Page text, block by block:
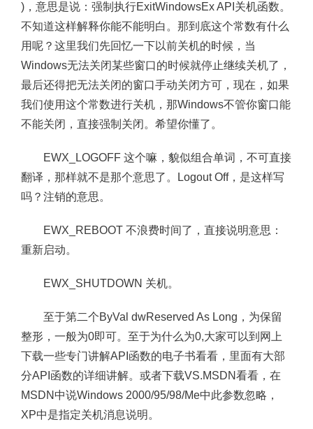
)，意思是说：强制执行ExitWindowsEx API关机函数。
不知道这样解释你能不能明白。那到底这个常数有什么
用呢？这里我们先回忆一下以前关机的时候，当
Windows无法关闭某些窗口的时候就停止继续关机了，
最后还得把无法关闭的窗口手动关闭方可，现在，如果
我们使用这个常数进行关机，那Windows不管你窗口能
不能关闭，直接强制关闭。希望你懂了。
EWX_LOGOFF 这个嘛，貌似组合单词，不可直接
翻译，那样就不是那个意思了。Logout Off，是这样写
吗？注销的意思。
EWX_REBOOT 不浪费时间了，直接说明意思：
重新启动。
EWX_SHUTDOWN 关机。
至于第二个ByVal dwReserved As Long，为保留
整形，一般为0即可。至于为什么为0,大家可以到网上
下载一些专门讲解API函数的电子书看看，里面有大部
分API函数的详细讲解。或者下载VS.MSDN看看，在
MSDN中说Windows 2000/95/98/Me中此参数忽略，
XP中是指定关机消息说明。